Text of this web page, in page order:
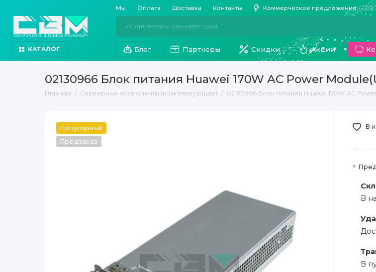
Мы Оплата Доставка Контакты Коммерческое предложение
КАТАЛОГ Блог Партнеры Скидки Акции
02130966 Блок питания Huawei 170W AC Power
Главная Серверные компоненты (комплектующие) 02130966 Блок питания Huawei 170W AC
Популярный
Предзаказ
В
В
В